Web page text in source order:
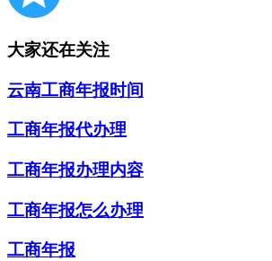
大家还在关注
云南工商年报时间
工商年报代办理
工商年报办理内容
工商年报怎么办理
工商年报